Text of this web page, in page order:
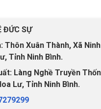
ĐỨC SỰ
Thôn Xuân Thành, Xã
Tỉnh Ninh Bình.
Làng Nghề Truyền
Lư, Tỉnh Ninh Bình.